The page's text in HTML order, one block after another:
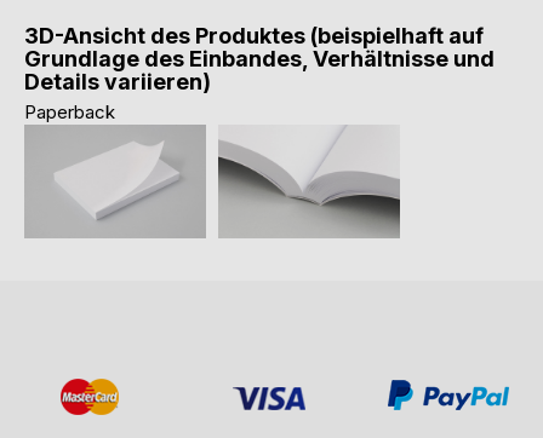
3D-Ansicht des Produktes (beispielhaft auf
Grundlage des Einbandes, Verhältnisse und
Details variieren)
Paperback